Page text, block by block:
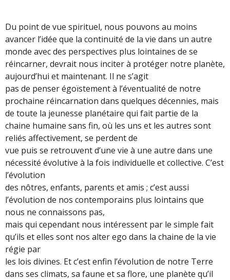
Du point de vue spirituel, nous pouvons au moins
avancer l’idée que la continuité de la vie dans un autre
monde avec des perspectives plus lointaines de se
réincarner, devrait nous inciter à protéger notre planète,
aujourd’hui et maintenant. Il ne s’agit
pas de penser égoïstement à l’éventualité de notre
prochaine réincarnation dans quelques décennies, mais
de toute la jeunesse planétaire qui fait partie de la
chaine humaine sans fin, où les uns et les autres sont
reliés affectivement, se perdent de
vue puis se retrouvent d’une vie à une autre dans une
nécessité évolutive à la fois individuelle et collective. C’est
l’évolution
des nôtres, enfants, parents et amis ; c’est aussi
l’évolution de nos contemporains plus lointains que
nous ne connaissons pas,
mais qui cependant nous intéressent par le simple fait
qu’ils et elles sont nos alter ego dans la chaine de la vie
régie par
les lois divines. Et c’est enfin l’évolution de notre Terre
dans ses climats, sa faune et sa flore, une planète qu’il